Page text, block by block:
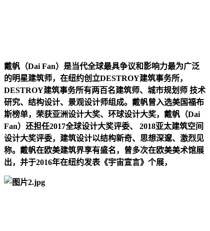
戴帆（Dai Fan）是当代全球最具争议和影响力最为广泛
的明星建筑师，在纽约创立DESTROY建筑事务所，
DESTROY建筑事务所有两百名建筑师、城市规划师 技术
研究、结构设计、景观设计师组成。戴帆曾入选美国福布
斯榜单，荣获亚洲设计大奖、环球设计大奖，戴帆（Dai
Fan）还担任2017全球设计大奖评委、 2018亚太建筑空间
设计大奖评委，建筑设计以结构新奇、思想深邃、激烈见
称。戴帆在欧美建筑界享有盛名，曾多次在欧美美术馆展
出，并于2016年在纽约发表《宇宙宣言》个展，